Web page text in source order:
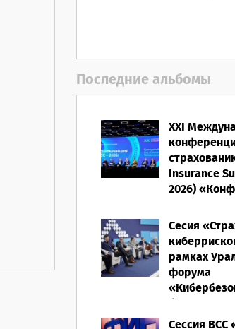
Последние альбомы
XXI
Insurance
2026)
ВСС-2026:
код
фактор»
28.05.2026
Сесия
рамках
форума
финансах»
16.03.2026
Сессия ВСС